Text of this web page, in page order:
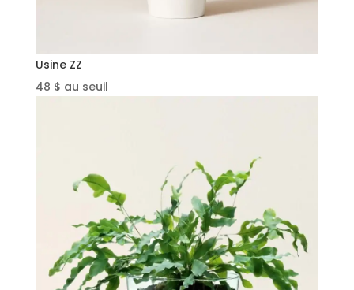
Usine ZZ
48 $ au seuil